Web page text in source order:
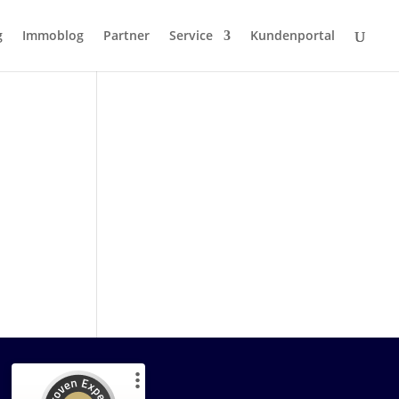
Immoblog Partner Service Kundenportal